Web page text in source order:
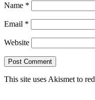
Name *
Email *
Website
This site uses Akismet to